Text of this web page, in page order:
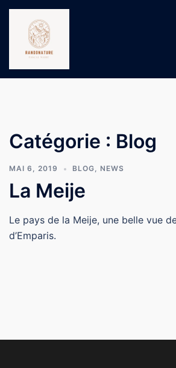
Aller
contenu
Catégorie : Blog
MAI 6, 2019 BLOG, NEWS
La Meije
Le pays de la Meije, une belle vue
d’Emparis.